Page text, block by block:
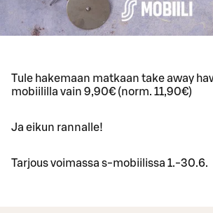
Tule hakemaan matkaan take away
mobiililla vain 9,90€ (norm. 11,90€)
Ja eikun rannalle!
Tarjous voimassa s-mobiilissa 1.-30.6.